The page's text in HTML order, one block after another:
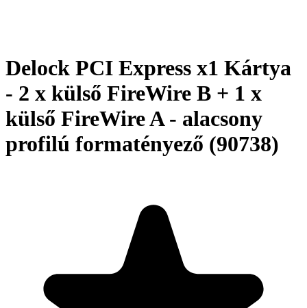
Delock PCI Express x1 Kártya
- 2 x külső FireWire B + 1 x
külső FireWire A - alacsony
profilú formatényező (90738)